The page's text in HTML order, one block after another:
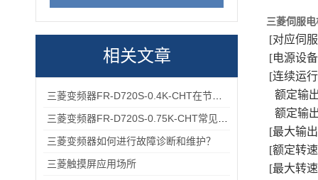
相关文章
三菱变频器如何进行故障诊断和维护？
三菱触摸屏应用场所
三菱伺服电
[对应伺
[电源设
[连续运
额定输
额定输
[最大输
[额定转
[最大转